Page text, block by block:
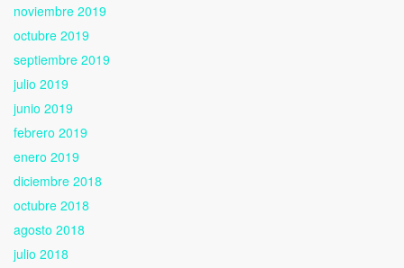
noviembre 2019
octubre 2019
septiembre 2019
julio 2019
junio 2019
febrero 2019
enero 2019
diciembre 2018
octubre 2018
agosto 2018
julio 2018